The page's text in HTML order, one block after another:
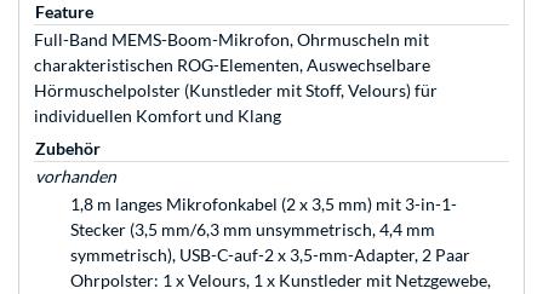
Feature
Full-Band MEMS-Boom-Mikrofon, Ohrmuscheln mit
charakteristischen ROG-Elementen, Auswechselbare
Hörmuschelpolster (Kunstleder mit Stoff, Velours) für
individuellen Komfort und Klang
Zubehör
vorhanden
1,8 m langes Mikrofonkabel (2 x 3,5 mm) mit 3-in-1-
Stecker (3,5 mm/6,3 mm unsymmetrisch, 4,4 mm
symmetrisch), USB-C-auf-2 x 3,5-mm-Adapter, 2 Paar
Ohrpolster: 1 x Velours, 1 x Kunstleder mit Netzgewebe,